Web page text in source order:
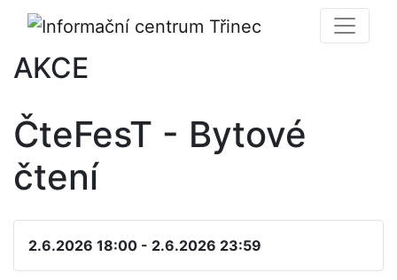
AKCE
ČteFesT - Bytové
čtení
2.6.2026 18:00 - 2.6.2026 23:59